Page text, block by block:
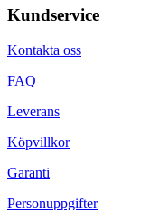
Kundservice
Kontakta oss
FAQ
Leverans
Köpvillkor
Garanti
Personuppgifter